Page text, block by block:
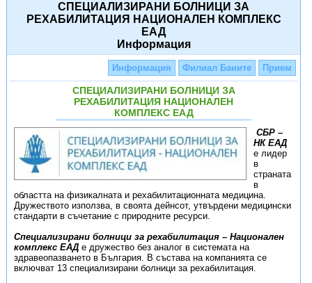
СПЕЦИАЛИЗИРАНИ БОЛНИЦИ ЗА
РЕХАБИЛИТАЦИЯ НАЦИОНАЛЕН КОМПЛЕКС
ЕАД
Информация
Информация Филиал Баните Прием
СПЕЦИАЛИЗИРАНИ БОЛНИЦИ ЗА
РЕХАБИЛИТАЦИЯ НАЦИОНАЛЕН
КОМПЛЕКС ЕАД
СБР –
НК ЕАД
е лидер
в
страната
в
областта на физикалната и рехабилитационната медицина.
Дружеството използва, в своята дейнсот, утвърдени медицински
стандарти в съчетание с природните ресурси.
Специализирани болници за рехабилитация – Национален
комплекс ЕАДе дружество без аналог в системата на
здравеопазването в България. В състава на компанията се
включват 13 специализирани болници за рехабилитация.